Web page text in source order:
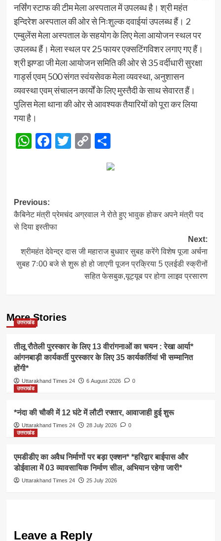
नर्सिंग स्टाफ की टीम मेला अस्पताल में उपलब्ध है। श्री महंत
इन्दिरेश अस्पताल की ओर से निःशुल्क दवाईयां उपलब्ध हैं। 2
एम्बुलेंस मेला अस्पताल के सहयोग के लिए मेला आयोजन स्थल पर
उपलब्ध हैं। मेला स्थल पर 25 फायर एक्सटिंगविशर लगाए गए हैं।
श्री झण्डा जी मेला आयोजन समिति की ओर से 35 वर्दीधारी सुरक्षा
गार्ड्स एवम् 500 संगत स्वंयसेवक मेला व्यवस्था, अनुशासन
व्यवस्था एवम् संचालन कार्यों के लिए मुस्तैदी के साथ सेवारत हैं।
पुलिस मेला थाना की ओर से आवश्यक तैयारियों को पूरा कर लिया
गया है।
WhatsApp
Facebook
Twitter
CopyShare
Post
navigation
Previous:
कैबिनेट मंत्री प्रेमचंद अग्रवाल ने रोते हुए भावुक होकर अपने मंत्री पद
से दिया इस्तीफा
Next:
श्रीमहंत देवेन्द्र दास जी महाराज बुधवार सुबह करेंगे विशेष पूजा अर्चना
सुबह 7ः00 बजे से शुरू हो हो जाएगी पूजन प्रक्रिया 5 एलईडी स्क्रीनों
सहित फेसबुक,यूट्यूब पर होगा लाइव प्रसारण
More Stories
उत्तराखंड
तीलू रौतेली पुरस्कार के लिए 13 वीरांगनाओं का चयन : रेखा आर्या*
आंगनबाड़ी कार्यकर्ती पुरस्कार के लिए 35 कार्यकर्तियां भी सम्मानित
होंगी*
Uttarakhand Times 24 6 August 2026
0
उत्तराखंड
*नंदा की चौकी में 12 घंटे में लौटी रफ्तार, आवाजाही हुई शुरू
Uttarakhand Times 24 28 July 2026
0
उत्तराखंड
एमडीडीए का अवैध निर्माणों पर बड़ा एक्शन* *हरिद्वार बाईपास और
डोईवाला में 03 व्यावसायिक निर्माण सील, अभियान रहेगा जारी*
Uttarakhand Times 24 25 July 2026
Leave a Reply